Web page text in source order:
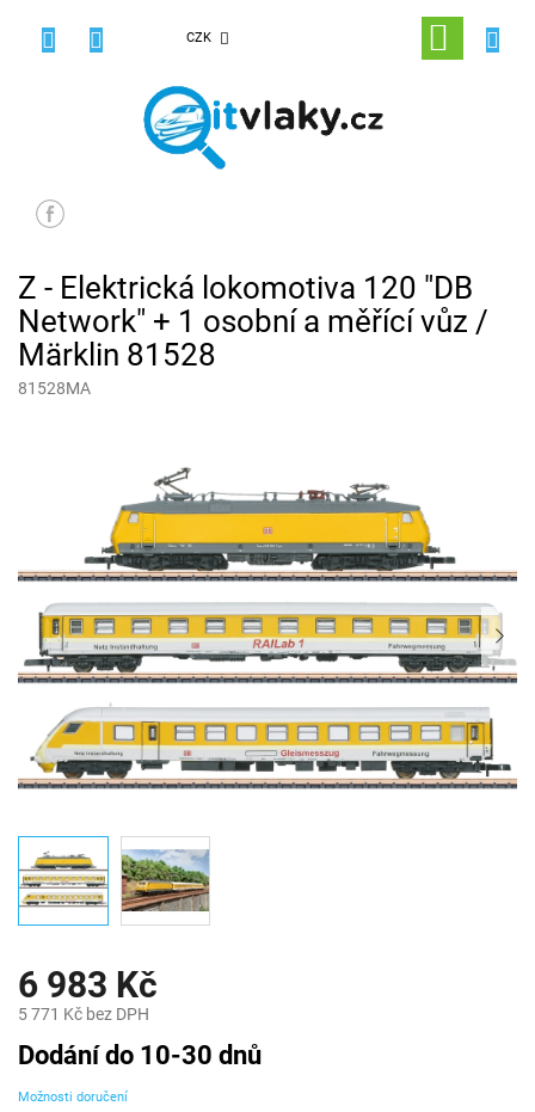
CZK
NÁKUPNÍ
KOŠÍK
Z - Elektrická lokomotiva 120 "DB
Network" + 1 osobní a měřící vůz /
Märklin 81528
81528MA
6 983 Kč
5 771 Kč bez DPH
Měrná
cena:
Dodání do 10-30 dnů
Možnosti doručení